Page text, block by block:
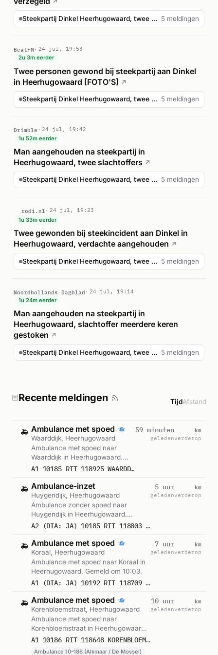
↗
Steekpartij Dinkel Heerhugowaard, twee gewonden 5 meldingen
BeatFM
24 jul, 19:53
2u 3m eerder
Twee personen gewond bij steekpartij aan Dinkel
in Heerhugowaard [FOTO'S] ↗
Steekpartij Dinkel Heerhugowaard, twee gewonden 5 meldingen
Drimble
24 jul, 19:42
1u 52m eerder
Man aangehouden na steekpartij in
Heerhugowaard, twee slachtoffers ↗
Steekpartij Dinkel Heerhugowaard, twee gewonden 5 meldingen
rodi.nl
24 jul, 19:23
1u 33m eerder
Twee gewonden bij steekincident aan Dinkel in
Heerhugowaard, verdachte aangehouden ↗
Steekpartij Dinkel Heerhugowaard, twee gewonden 5 meldingen
Noordhollands Dagblad
24 jul, 19:14
1u 24m eerder
Man aangehouden na steekpartij in
Heerhugowaard, slachtoffer meerdere keren
gestoken ↗
Steekpartij Dinkel Heerhugowaard, twee gewonden 5 meldingen
Recente meldingen TijdAfstand
🚑 Ambulance met spoed
Waarddijk, Heerhugowaard
Ambulance met spoed naar
Waarddijk in Heerhugowaard.
Gemeld om 16:39.
A1 10185 RIT 118925 WAARDDIJK HEERHUGOWAARD
59 minuten
geleden
km
verderop
🚑 Ambulance-inzet
Huygendijk, Heerhugowaard
Ambulance zonder spoed naar
Huygendijk in Heerhugowaard.
Gemeld om 12:34.
A2 (DIA: JA) 10185 RIT 118803 HUYGENDIJK HEERHUGOWAARD
5 uur
geleden
km
verderop
🚑 Ambulance met spoed
Koraal, Heerhugowaard
Ambulance met spoed naar Koraal in
Heerhugowaard. Gemeld om 10:03.
A1 (DIA: JA) 10192 RIT 118709 KORAAL HEERHUGOWAARD
7 uur
geleden
km
verderop
🚑 Ambulance met spoed
Korenbloemstraat, Heerhugowaard
Ambulance met spoed naar
Korenbloemstraat in Heerhugowaard.
Ingezet: Ambulance 10-186 (Alkmaar /A1 10186 RIT 118648 KORENBLOEMSTRAAT HEERHUGOWAARD
Ambulance 10-186 (Alkmaar / De Mossel)
10 uur
geleden
km
verderop